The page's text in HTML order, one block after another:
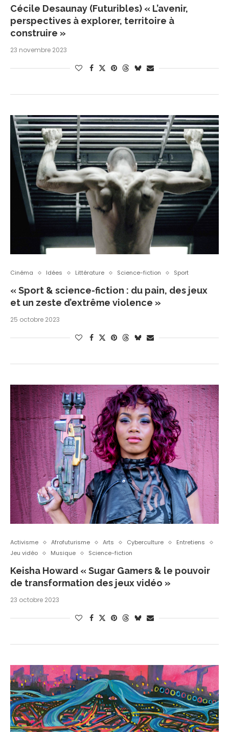
Cécile Desaunay (Futuribles) « L’avenir,
perspectives à explorer, territoire à
construire »
23 novembre 2023
Cinéma Idées Littérature Science-fiction Sport
« Sport & science-fiction : du pain, des jeux
et un zeste d’extrême violence »
25 octobre 2023
Activisme Afrofuturisme Arts Cyberculture
Entretiens
Jeu vidéo
Musique Science-fiction
Keisha Howard « Sugar Gamers & le pouvoir
de transformation des jeux vidéo »
23 octobre 2023